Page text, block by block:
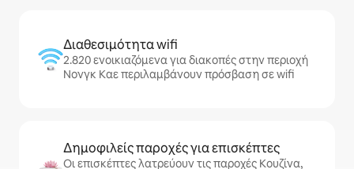
Διαθεσιμότητα wifi
2.820 ενοικιαζόμενα για διακοπές στην περιοχή
Νονγκ Καε περιλαμβάνουν πρόσβαση σε wifi
Δημοφιλείς παροχές για επισκέπτες
Οι επισκέπτες λατρεύουν τις παροχές Κουζίνα,